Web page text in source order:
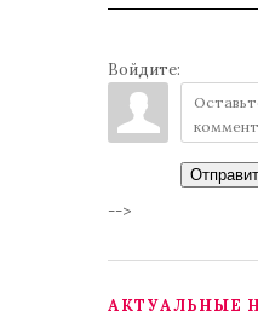
Войдите:
-->
АКТУАЛЬНЫЕ